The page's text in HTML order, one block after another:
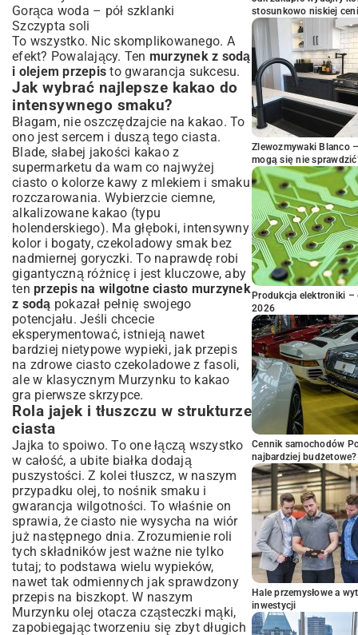
Gorąca woda – pół szklanki
Szczypta soli
To wszystko. Nic skomplikowanego. A
efekt? Powalający. Ten murzynek z sodą
i olejem przepis to gwarancja sukcesu.
Jak wybrać najlepsze kakao do
intensywnego smaku?
Błagam, nie oszczędzajcie na kakao. To
ono jest sercem i duszą tego ciasta.
Blade, słabej jakości kakao z
supermarketu da wam co najwyżej
ciasto o kolorze kawy z mlekiem i smaku
rozczarowania. Wybierzcie ciemne,
alkalizowane kakao (typu
holenderskiego). Ma głęboki, intensywny
kolor i bogaty, czekoladowy smak bez
nadmiernej goryczki. To naprawdę robi
gigantyczną różnicę i jest kluczowe, aby
ten przepis na wilgotne ciasto murzynek
z sodą pokazał pełnię swojego
potencjału. Jeśli chcecie
eksperymentować, istnieją nawet
bardziej nietypowe wypieki, jak przepis
na zdrowe ciasto czekoladowe z fasoli,
ale w klasycznym Murzynku to kakao
gra pierwsze skrzypce.
Rola jajek i tłuszczu w strukturze
ciasta
Jajka to spoiwo. To one łączą wszystko
w całość, a ubite białka dodają
puszystości. Z kolei tłuszcz, w naszym
przypadku olej, to nośnik smaku i
gwarancja wilgotności. To właśnie on
sprawia, że ciasto nie wysycha na wiór
już następnego dnia. Zrozumienie roli
tych składników jest ważne nie tylko
tutaj; to podstawa wielu wypieków,
nawet tak odmiennych jaksprawdzony
przepis na biszkopt. W naszym
Murzynku olej otacza cząsteczki mąki,
zapobiegając tworzeniu się zbyt długich
stosunkowo niskiej
Zlewozmywaki Blanco
mogą się nie
Produkcja elektroniki –
2026
Cennik samochodów
najbardziej budżetowe?
Hale przemysłowe a
inwestycji